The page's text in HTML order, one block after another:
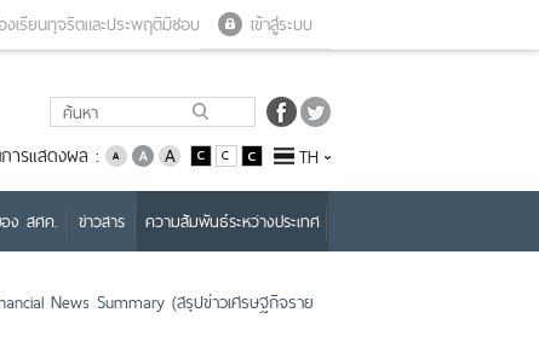
เข้าสู่ระบบ
งเรียนทุจริตและประพฤติมิชอบ
ารแสดงผล : TH
ง สศค. ข่าวสาร ความสัมพันธ์ระหว่างประเทศ
News Summary (สรุปข่าวเศรษฐกิจราย